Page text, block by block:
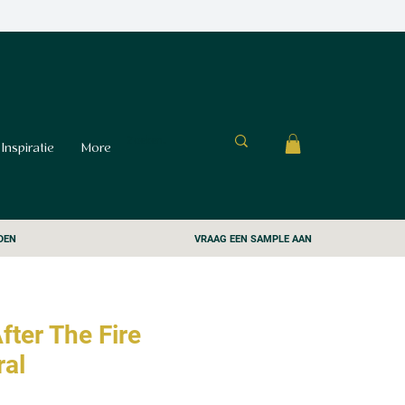
Inspiratie More
VRAAG EEN SAMPLE AAN
The Fire